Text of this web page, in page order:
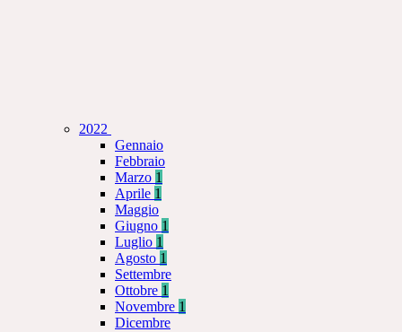
2022
Gennaio
Febbraio
Marzo 1
Aprile 1
Maggio
Giugno 1
Luglio 1
Agosto 1
Settembre
Ottobre 1
Novembre 1
Dicembre